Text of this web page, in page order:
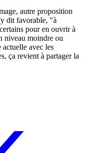
autre proposition
dit favorable, "à
pour en ouvrir à
niveau moindre ou
avec les
ça revient à partager la